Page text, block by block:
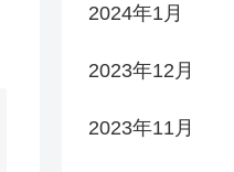
2024年1月
2023年12月
2023年11月